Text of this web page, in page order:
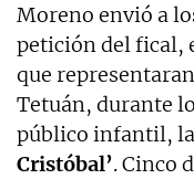
Moreno envió a
petición del fical,
que
Tetuán, durante
público infantil,
Cristóbal’. Cinco